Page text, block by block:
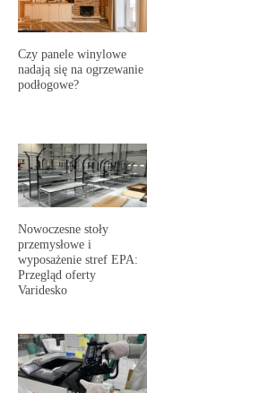
Czy panele winylowe
nadają się na ogrzewanie
podłogowe?
Nowoczesne stoły
przemysłowe i
wyposażenie stref EPA:
Przegląd oferty
Varidesko